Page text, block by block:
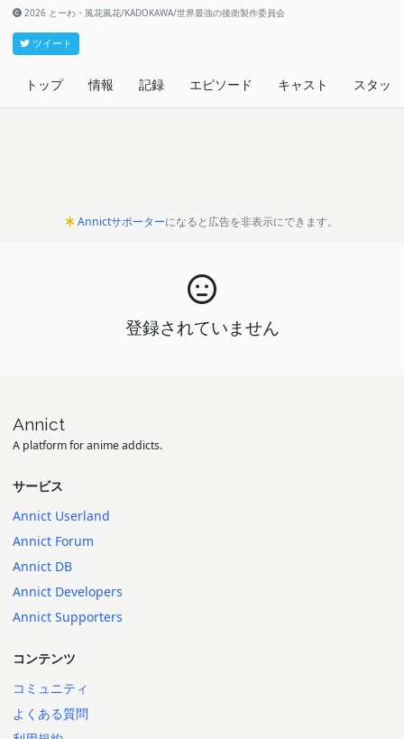
2026 とーわ・風花風花/KADOKAWA/世界最強の後衛製作委員会
ツイート
トップ 情報 記録 エピソード キャスト スタッフ
Annictサポーターになると広告を非表示にできます。
登録されていません
Annict
A platform for anime addicts.
サービス
Annict Userland
Annict Forum
Annict DB
Annict Developers
Annict Supporters
コンテンツ
コミュニティ
よくある質問